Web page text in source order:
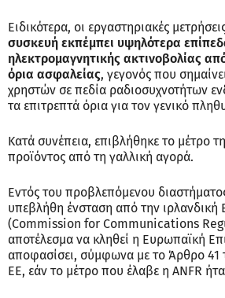
Ειδικότερα, οι εργαστηριακές
συσκευή εκπέμπει υψηλότερα
ηλεκτρομαγνητικής ακτινοβολίας
όρια ασφαλείας, γεγονός που
χρηστών σε πεδία ραδιοσυχνοτήτων
τα επιτρεπτά όρια για τον γενικό
Κατά συνέπεια, επιβλήθηκε το μέτρο
προϊόντος από τη γαλλική αγορά.
Εντός του προβλεπόμενου
υπεβλήθη ένσταση από την ιρλανδική
(Commission for Communications
αποτέλεσμα να κληθεί η Ευρωπαϊκή
αποφασίσει, σύμφωνα με το Άρθρο 41
ΕΕ, εάν το μέτρο που έλαβε η ANFR